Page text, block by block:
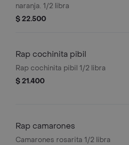
naranja. 1/2 libra
$ 22.500
Rap cochinita pibil
Rap cochinita pibil 1/2 libra
$ 21.400
Rap camarones
Camarones rosarita 1/2 libra